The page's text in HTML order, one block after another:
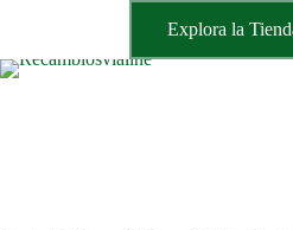
Explora la